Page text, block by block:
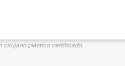
cirujano plástico certificado.